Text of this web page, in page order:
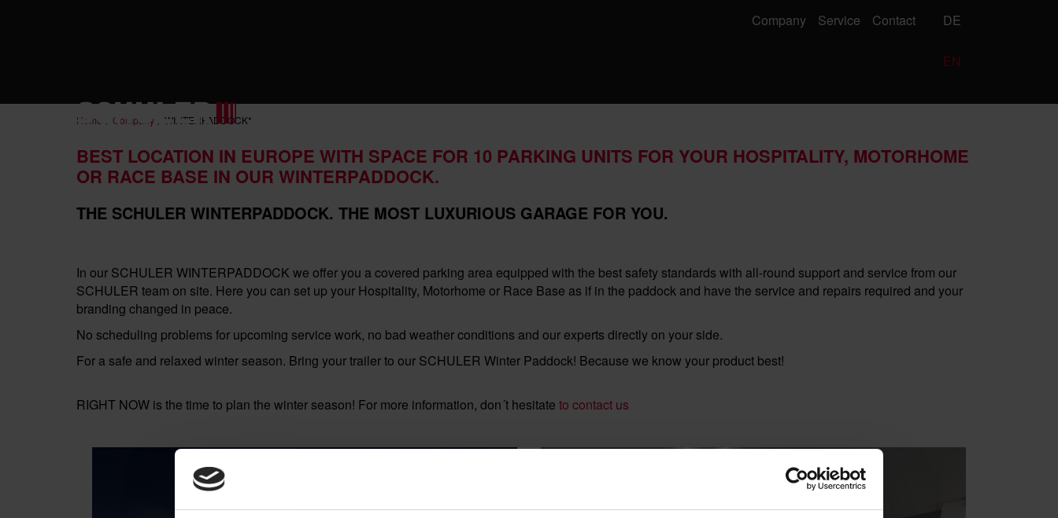
Company Service Contact DE
EN
Home Company WINTERPADDOCK*
BEST LOCATION IN EUROPE WITH SPACE FOR 10 PARKING UNITS FOR YOUR HOSPITALITY, MOTORHOME
OR RACE BASE IN OUR WINTERPADDOCK.
THE SCHULER WINTERPADDOCK. THE MOST LUXURIOUS GARAGE FOR YOU.
In our SCHULER WINTERPADDOCK we offer you a covered parking area equipped with the best safety standards with all-round support and service from our
SCHULER team on site. Here you can set up your Hospitality, Motorhome or Race Base as if in the paddock and have the service and repairs required and your
branding changed in peace.
No scheduling problems for upcoming service work, no bad weather conditions and our experts directly on your side.
For a safe and relaxed winter season. Bring your trailer to our SCHULER Winter Paddock! Because we know your product best!
RIGHT NOW is the time to plan the winter season! For more information, don´t hesitate to contact us